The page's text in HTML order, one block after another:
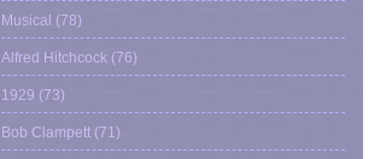
Musical (78)
Alfred Hitchcock (76)
1929 (73)
Bob Clampett (71)